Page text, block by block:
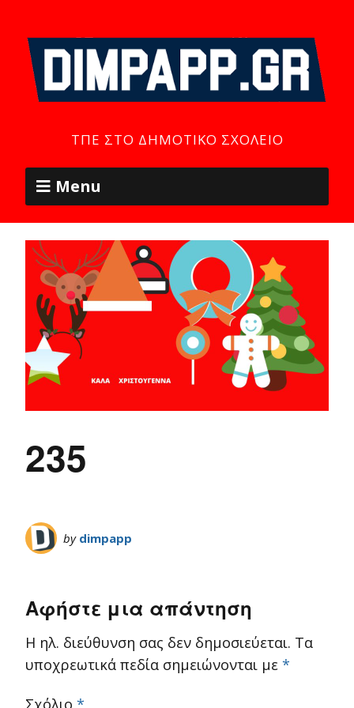
ΤΠΕ ΣΤΟ ΔΗΜΟΤΙΚΌ ΣΧΟΛΕΊΟ
Menu
235
by dimpapp
Αφήστε μια απάντηση
Η ηλ. διεύθυνση σας δεν δημοσιεύεται. Τα
υποχρεωτικά πεδία σημειώνονται με *